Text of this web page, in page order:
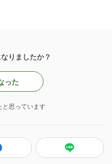
りましたか？
った
と思っています